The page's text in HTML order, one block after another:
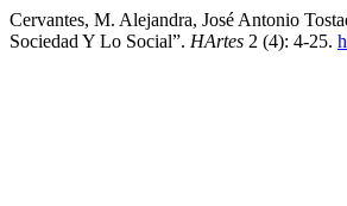
Cervantes, M. Alejandra, José Antonio
Sociedad Y Lo Social”. HArtes 2 (4): 4-25.